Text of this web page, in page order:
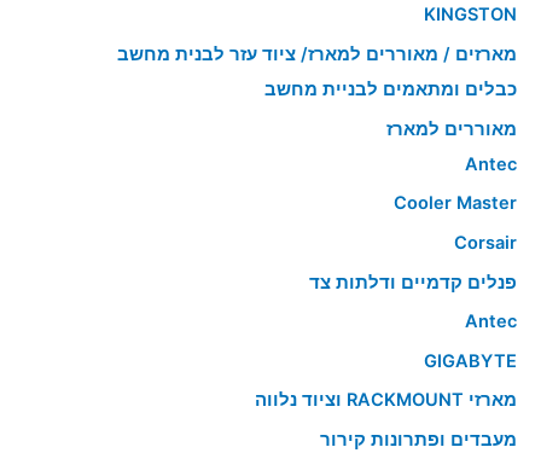
KINGSTON
מארזים / מאוררים למארז/ ציוד עזר לבנית מחשב
כבלים ומתאמים לבניית מחשב
מאוררים למארז
Antec
Cooler Master
Corsair
פנלים קדמיים ודלתות צד
Antec
GIGABYTE
מארזי RACKMOUNT וציוד נלווה
מעבדים ופתרונות קירור